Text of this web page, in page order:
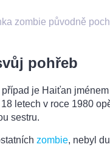
zombie původně
pohřeb
je Haiťan
letech v roce 1980
sestru.
zombie, nebyl